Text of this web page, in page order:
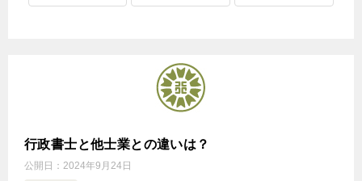
行政書士と他士業との違いは？
公開日： 2024年9月24日